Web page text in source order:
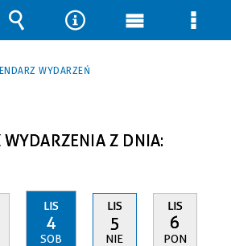
WYDARZEŃ
WYDARZENIA Z DNIA:
LIS
4
SOB
LIS
5
NIE
LIS
6
PON
Wyszukiwarka
Narzędzia
Menu Menu